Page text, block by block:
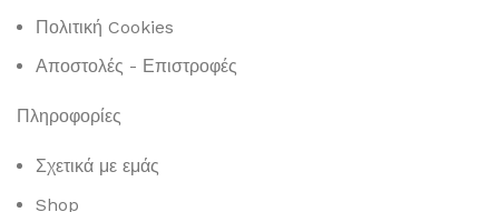
Πολιτική Cookies
Αποστολές - Επιστροφές
Πληροφορίες
Σχετικά με εμάς
Shop